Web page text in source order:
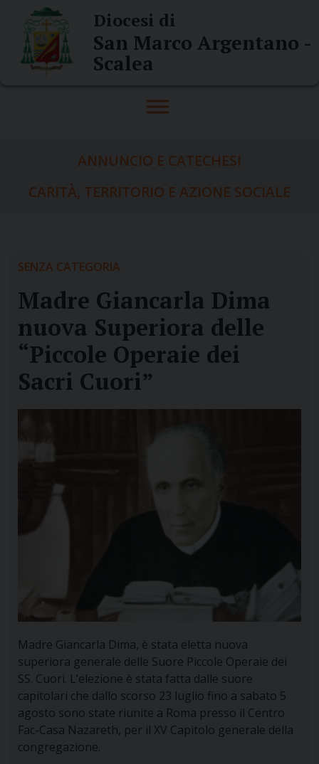
content
Diocesi di
San Marco Argentano -
Scalea
ANNUNCIO E CATECHESI
CARITÀ, TERRITORIO E AZIONE SOCIALE
SENZA CATEGORIA
Madre Giancarla Dima
nuova Superiora delle
“Piccole Operaie dei
Sacri Cuori”
Madre Giancarla Dima, è stata eletta nuova
superiora generale delle Suore Piccole Operaie dei
SS. Cuori. L’elezione è stata fatta dalle suore
capitolari che dallo scorso 23 luglio fino a sabato 5
agosto sono state riunite a Roma presso il Centro
Fac-Casa Nazareth, per il XV Capitolo generale della
congregazione.